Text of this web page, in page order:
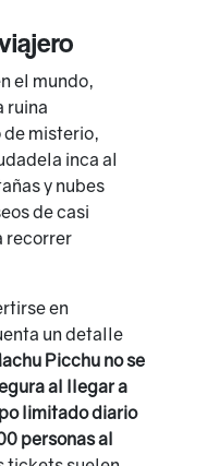
el mundo,
ruina
misterio,
inca al
y nubes
de casi
recorrer
en
un detalle
Picchu no se
al llegar a
limitado diario
personas al